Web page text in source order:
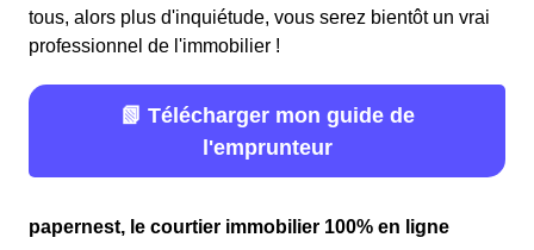
tous, alors plus d'inquiétude, vous serez bientôt un vrai
professionnel de l'immobilier !
📗 Télécharger mon guide de
l'emprunteur
papernest, le courtier immobilier 100% en ligne